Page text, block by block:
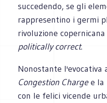
succedendo, se gli
rappresentino i germi
rivoluzione
politically correct.
Nonostante l'evocativa
Congestion Chargee la
con le felici vicende